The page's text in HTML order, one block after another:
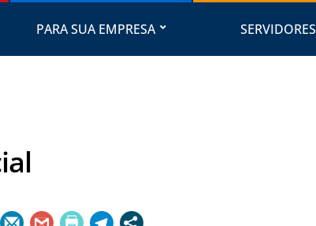
PARA SUA EMPRESA SERVIDORES